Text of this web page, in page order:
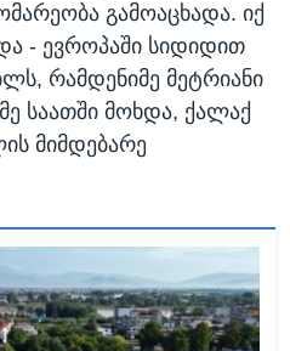
გამოაცხადა. იქ
- ევროპაში სიდიდით
რამდენიმე მეტრიანი
საათში მოხდა, ქალაქ
მიმდებარე